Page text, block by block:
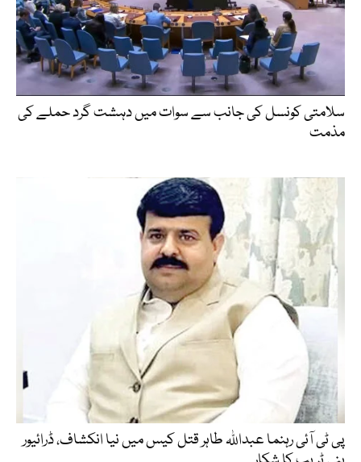
سلامتی کونسل کی جانب سے سوات میں دہشت گرد حملے کی
مذمت
پی ٹی آئی رہنما عبداللہ طاہر قتل کیس میں نیا انکشاف، ڈرائیور